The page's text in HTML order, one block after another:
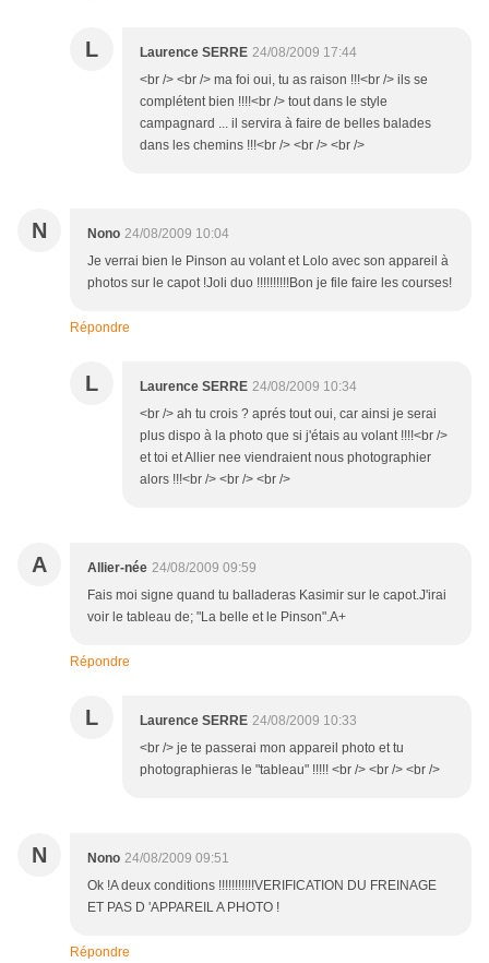
L Laurence SERRE 24/08/2009 17:44
<br /> <br /> ma foi oui, tu as raison !!!<br /> ils se
complétent bien !!!!<br /> tout dans le style
campagnard ... il servira à faire de belles balades
dans les chemins !!!<br /> <br /> <br />
N Nono 24/08/2009 10:04
Je verrai bien le Pinson au volant et Lolo avec son appareil à
photos sur le capot !Joli duo !!!!!!!!!!Bon je file faire les courses!
Répondre
L Laurence SERRE 24/08/2009 10:34
<br /> ah tu crois ? aprés tout oui, car ainsi je serai
plus dispo à la photo que si j'étais au volant !!!!<br />
et toi et Allier nee viendraient nous photographier
alors !!!<br /> <br /> <br />
A Allier-née 24/08/2009 09:59
Fais moi signe quand tu balladeras Kasimir sur le capot.J'irai
voir le tableau de; "La belle et le Pinson".A+
Répondre
L Laurence SERRE 24/08/2009 10:33
<br /> je te passerai mon appareil photo et tu
photographieras le "tableau" !!!!! <br /> <br /> <br />
N Nono 24/08/2009 09:51
Ok !A deux conditions !!!!!!!!!!!VERIFICATION DU FREINAGE
ET PAS D 'APPAREIL A PHOTO !
Répondre